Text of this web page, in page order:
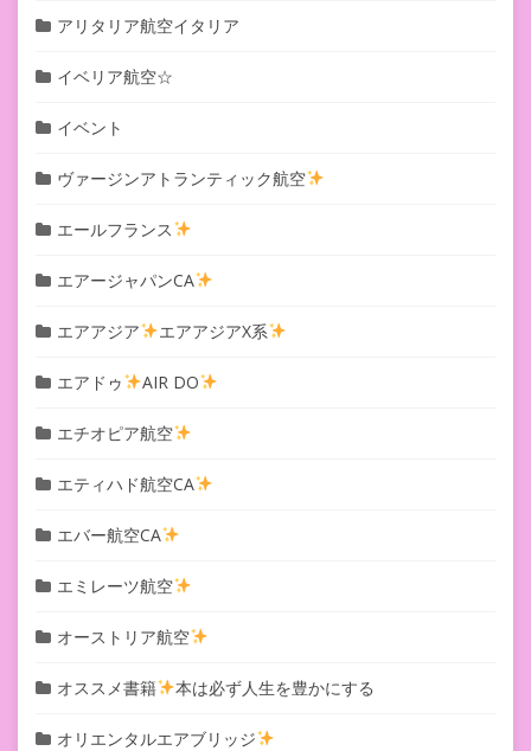
アリタリア航空イタリア
イベリア航空☆
イベント
ヴァージンアトランティック航空
エールフランス
エアージャパンCA
エアアジア エアアジアX系
エアドゥ AIR DO
エチオピア航空
エティハド航空CA
エバー航空CA
エミレーツ航空
オーストリア航空
オススメ書籍 本は必ず人生を豊かにする
オリエンタルエアブリッジ